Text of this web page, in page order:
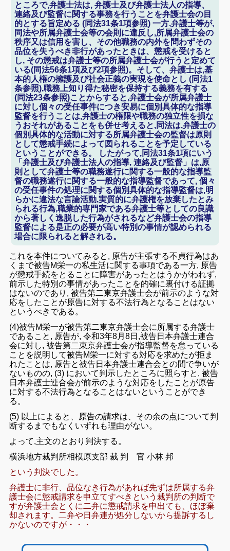
ところで,弁護士法は, 弁護士及び弁護士法人の指導、
連絡及び監督に関する事務を行うことを弁護士会の目
的とする旨定める (同法31条1項参照) 一方,弁護士等が,
同法や所属弁護士会等の会則に違反し,所属弁護士会の
秩序又は信用を害し、その他職務の内外を問わずその
品位を失うべき非行があったときは、懲戒を受けると
し, その懲戒は弁護士等の所属弁護士会が行うと定めて
いる(同法56条1項及び2項参照)。そして、弁護士は,基
本的人権の擁護及び社会正義の実現を使命とし (同法1
条参照),職務上知り得た秘密を保持する義務を有する
(同法23条参照)ことからすると,弁護士会が所属弁護士
に対し個々の受任事件につき安易に個別具体的な指導
監督を行うことは,弁護士の権限や職務の独立性を損な
うおそれがあることをも併せ考えると,同法は,弁護士の
個別具体的な活動に対する所属弁護士会の監督は原則
として懲戒手続によって図られることを予定している
ということができる。 したがって,同法31条1項にいう
「弁護士及び弁護士法人の指導, 連絡及び監督」は,原
則として弁護士等の職務遂行に関する一般的な指導監
督の職務遂行に関する一般的な指導監督であって, 個々
の受任事件の処理に関する個別具体的な指導監督は,明
らかに違法な言論活動,実質的に弁護権を放棄したとみ
られる行為,職業的専門家である弁護士等としての良識
から著しく逸脱した行為がされるなど弁護士会の指導
監督による是正の必要が高い特別の事情が認められる
場合に限られると解される。
これを本件についてみると, 原告が主張する不貞行為はあ
くまで被告M栄一の私生活に関する事項である一方, 原告
が懲戒手続をとるこ とに障害があったとは うかがわれず,
前示した特別の事情があったこ とを的確に裏付ける証拠
はないのであり,被告第二東京弁護士会が前示のような対
応を したこと が原告に対する不法行為と なる こと はない
というべきである。
(4)被告M栄一が被告第二東京弁護士会に所属する弁護士
である こと , 原告が, 令和3年8月8日,被告日本弁護士連合
会に対し,被告第二東京弁護士会が指導監督を怠っている
ことを説明して被告M栄一に対する対応を求めたが拒ま
れた ことは, 原告と被告日本弁護士連合会との間で争いが
ない ものの, (3) において判示した ところに照らすと ,被告
日本弁護士連合会が前示のよう な対応を したこと が原告
に対する不法行為と なる ことはないという ことができ
る 。
(5) 以上に よる と、原告の請求は、その余の点について判
断するまでもなく いずれも理由がない。
よって,主文のとおり 判決する 。
横浜地方裁判所相模原支部裁 判官小林 邦
という判決でした。
弁護士に非行、品位なき行為があれば先ずは所属する弁
護士会に懲戒請求を申立てすべきという裁判所の判断で
すが弁護士会とくに二弁に懲戒請求を申出ても、ほぼ棄
却されます。二弁や日弁連が処分しないから提訴するし
かないのですが・・・